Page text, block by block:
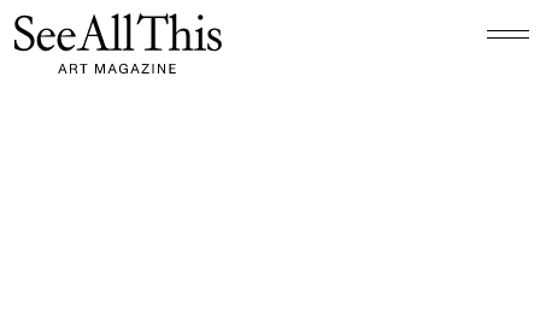
Logo See All This, linkt naar de homepage